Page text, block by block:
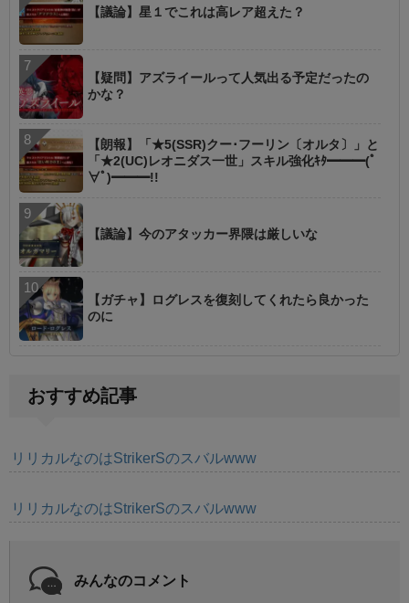
【議論】星１でこれは高レア超えた？
【疑問】アズライールって人気出る予定だったの
かな？
【朗報】「★5(SSR)クー･フーリン〔オルタ〕」と
「★2(UC)レオニダス一世」スキル強化ｷﾀ━━━(ﾟ
∀ﾟ)━━━!!
【議論】今のアタッカー界隈は厳しいな
【ガチャ】ログレスを復刻してくれたら良かった
のに
おすすめ記事
リリカルなのはStrikerSのスバルwww
リリカルなのはStrikerSのスバルwww
みんなのコメント